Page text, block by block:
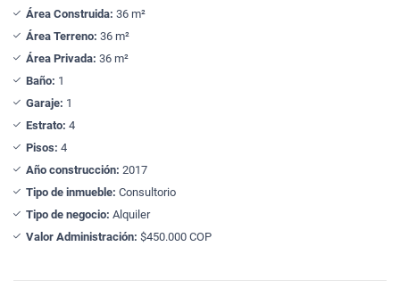
Área Construida: 36 m²
Área Terreno: 36 m²
Área Privada: 36 m²
Baño: 1
Garaje: 1
Estrato: 4
Pisos: 4
Año construcción: 2017
Tipo de inmueble: Consultorio
Tipo de negocio: Alquiler
Valor Administración: $450.000 COP